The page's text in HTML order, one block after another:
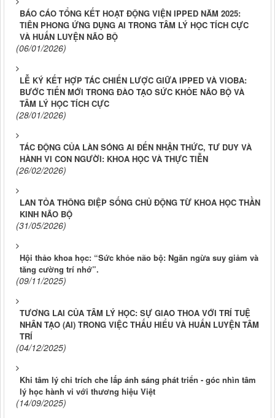
BÁO CÁO TỔNG KẾT HOẠT ĐỘNG VIỆN IPPED NĂM 2025:
TIÊN PHONG ỨNG DỤNG AI TRONG TÂM LÝ HỌC TÍCH CỰC
VÀ HUẤN LUYỆN NÃO BỘ
(06/01/2026)
LỄ KÝ KẾT HỢP TÁC CHIẾN LƯỢC GIỮA IPPED VÀ VIOBA:
BƯỚC TIẾN MỚI TRONG ĐÀO TẠO SỨC KHỎE NÃO BỘ VÀ
TÂM LÝ HỌC TÍCH CỰC
(28/01/2026)
TÁC ĐỘNG CỦA LÀN SÓNG AI ĐẾN NHẬN THỨC, TƯ DUY VÀ
HÀNH VI CON NGƯỜI: KHOA HỌC VÀ THỰC TIỄN
(26/02/2026)
LAN TỎA THÔNG ĐIỆP SỐNG CHỦ ĐỘNG TỪ KHOA HỌC THẦN
KINH NÃO BỘ
(31/05/2026)
Hội thảo khoa học: “Sức khỏe não bộ: Ngăn ngừa suy giảm và
tăng cường trí nhớ”.
(09/11/2025)
TƯƠNG LAI CỦA TÂM LÝ HỌC: SỰ GIAO THOA VỚI TRÍ TUỆ
NHÂN TẠO (AI) TRONG VIỆC THẤU HIỂU VÀ HUẤN LUYỆN TÂM
TRÍ
(04/12/2025)
Khi tâm lý chỉ trích che lấp ánh sáng phát triển - góc nhìn tâm
lý học hành vi với thương hiệu Việt
(14/09/2025)